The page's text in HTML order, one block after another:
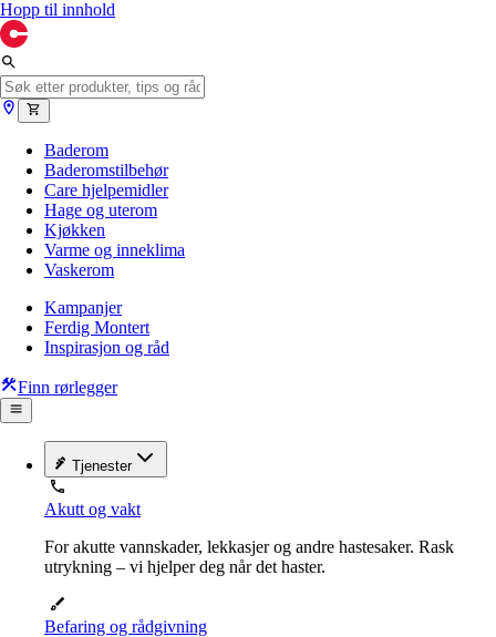
Hopp til innhold
Baderom
Baderomstilbehør
Care hjelpemidler
Hage og uterom
Kjøkken
Varme og inneklima
Vaskerom
Kampanjer
Ferdig Montert
Inspirasjon og råd
Finn rørlegger
Tjenester
Akutt og vakt
For akutte vannskader, lekkasjer og andre hastesaker. Rask
utrykning – vi hjelper deg når det haster.
Befaring og rådgivning